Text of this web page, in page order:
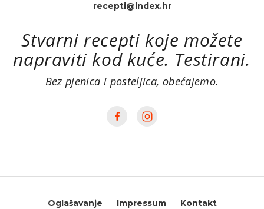
recepti@index.hr
Stvarni recepti koje možete
napraviti kod kuće. Testirani.
Bez pjenica i posteljica, obećajemo.
Oglašavanje Impressum Kontakt